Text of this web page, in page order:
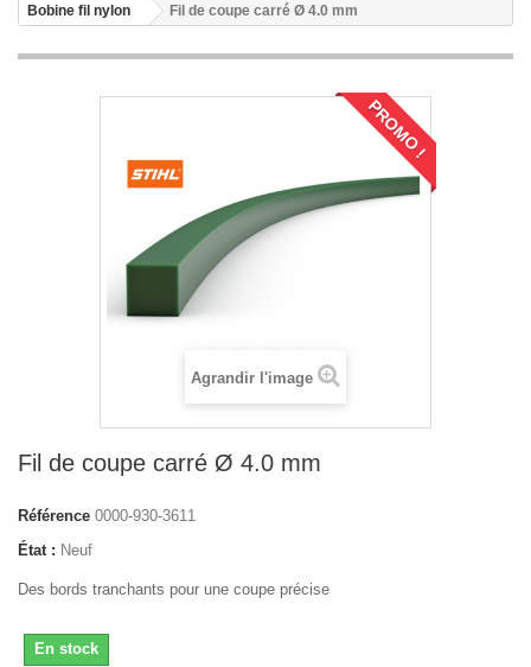
Bobine fil nylon
Fil de coupe carré Ø 4.0 mm
PROMO !
Agrandir l'image
Fil de coupe carré Ø 4.0 mm
Référence 0000-930-3611
État : Neuf
Des bords tranchants pour une coupe précise
En stock